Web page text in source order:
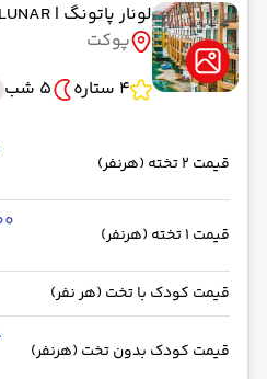
لونار پاتونگ | THE LUNAR
پوکت
4 ستاره
5 شب
قیمت 2 تخته (هرنفر)
قیمت 1 تخته (هرنفر)
قیمت کودک با تخت (هر نفر)
قیمت کودک بدون تخت (هرنفر)